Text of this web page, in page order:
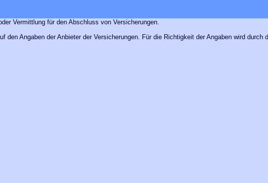
Vermittlung für den Abschluss von Versicherungen.
den Angaben der Anbieter der Versicherungen. Für die Richtigkeit der Angaben wird durch